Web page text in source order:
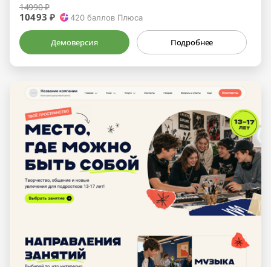
14990 ₽
10493 ₽ 420 баллов Плюса
Демоверсия Подробнее